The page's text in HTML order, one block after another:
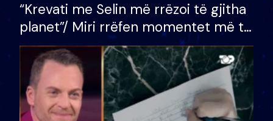
“Krevati me Selin më rrëzoi të gjitha
planet”/ Miri rrëfen momentet më të
bukura në shtëpinë e BB VIP: Do më
mungojë zilja e mëngjesit kur…